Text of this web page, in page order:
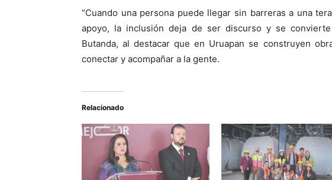
“Cuando una persona puede llegar sin barreras a una
apoyo, la inclusión deja de ser discurso y se
Butanda, al destacar que en Uruapan se construyen
conectar y acompañar a la gente.
Relacionado